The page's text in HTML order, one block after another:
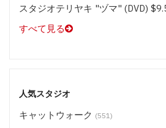
スタジオテリヤキ "ヅマ" (DVD)
すべて見る
人気スタジオ
キャットウォーク (551)